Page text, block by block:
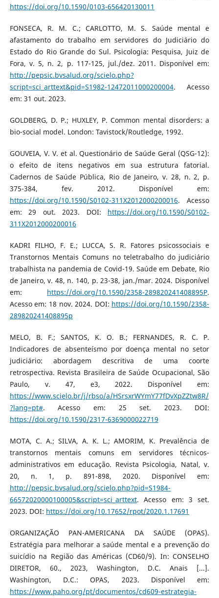
https://doi.org/10.1590/0103-656420130011
FONSECA, R. M. C.; CARLOTTO, M. S. Saúde mental e
afastamento do trabalho em servidores do Judiciário do
Estado do Rio Grande do Sul. Psicologia: Pesquisa, Juiz de
Fora, v. 5, n. 2, p. 117-125, jul./dez. 2011. Disponível em:
http://pepsic.bvsalud.org/scielo.php?
script=sci_arttext&pid=S1982-12472011000200004. Acesso
em: 31 out. 2023.
GOLDBERG, D. P.; HUXLEY, P. Common mental disorders: a
bio-social model. London: Tavistock/Routledge, 1992.
GOUVEIA, V. V. et al. Questionário de Saúde Geral (QSG-12):
o efeito de itens negativos em sua estrutura fatorial.
Cadernos de Saúde Pública, Rio de Janeiro, v. 28, n. 2, p.
375-384, fev. 2012. Disponível em:
https://doi.org/10.1590/S0102-311X2012000200016. Acesso
em: 29 out. 2023. DOI: https://doi.org/10.1590/S0102-
311X2012000200016
KADRI FILHO, F. E.; LUCCA, S. R. Fatores psicossociais e
Transtornos Mentais Comuns no teletrabalho do judiciário
trabalhista na pandemia de Covid-19. Saúde em Debate, Rio
de Janeiro, v. 48, n. 140, p. 23-38, jan./mar. 2024. Disponível
em: https://doi.org/10.1590/2358-289820241408895P.
Acesso em: 18 nov. 2024. DOI: https://doi.org/10.1590/2358-
289820241408895p
MELO, B. F.; SANTOS, K. O. B.; FERNANDES, R. C. P.
Indicadores de absenteísmo por doença mental no setor
judiciário: abordagem descritiva de uma coorte
retrospectiva. Revista Brasileira de Saúde Ocupacional, São
Paulo, v. 47, e3, 2022. Disponível em:
https://www.scielo.br/j/rbso/a/HSrsxrWYmY77fDvXpZZtw8R/
?lang=pt#. Acesso em: 25 set. 2023. DOI:
https://doi.org/10.1590/2317-6369000022719
MOTA, C. A.; SILVA, A. K. L.; AMORIM, K. Prevalência de
transtornos mentais comuns em servidores técnicos-
administrativos em educação. Revista Psicologia, Natal, v.
20, n. 1, p. 891-898, 2020. Disponível em:
http://pepsic.bvsalud.org/scielo.php?pid=S1984-
66572020000100005&script=sci_arttext. Acesso em: 3 set.
2023. DOI: https://doi.org/10.17652/rpot/2020.1.17691
ORGANIZAÇÃO PAN-AMERICANA DA SAÚDE (OPAS).
Estratégia para melhorar a saúde mental e a prevenção do
suicídio na Região das Américas (CD60/9). In: CONSELHO
DIRETOR, 60., 2023, Washington, D.C. Anais [...].
Washington, D.C.: OPAS, 2023. Disponível em:
https://www.paho.org/pt/documentos/cd609-estrategia-